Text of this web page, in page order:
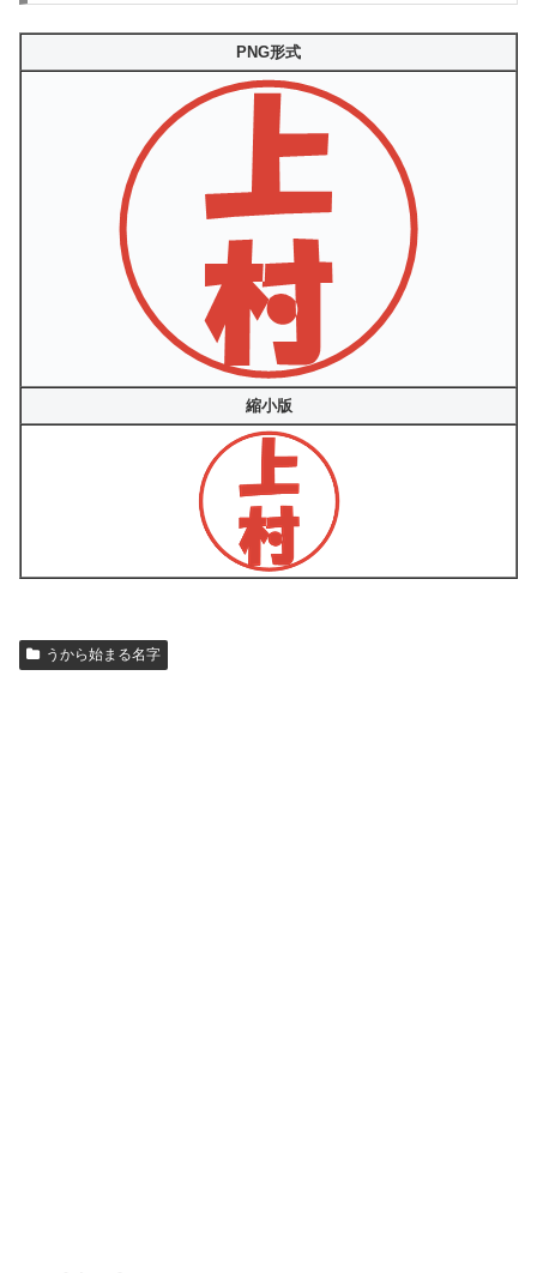
PNG形式
縮小版
うから始まる名字